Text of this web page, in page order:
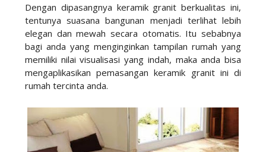
Dengan dipasangnya keramik granit berkualitas ini,
tentunya suasana bangunan menjadi terlihat lebih
elegan dan mewah secara otomatis. Itu sebabnya
bagi anda yang menginginkan tampilan rumah yang
memiliki nilai visualisasi yang indah, maka anda bisa
mengaplikasikan pemasangan keramik granit ini di
rumah tercinta anda.